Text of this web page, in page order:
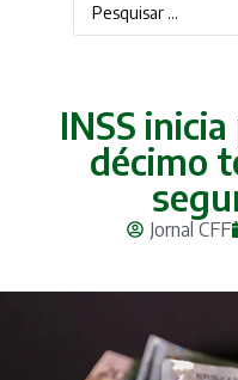
INSS
décimo
Jornal CFF